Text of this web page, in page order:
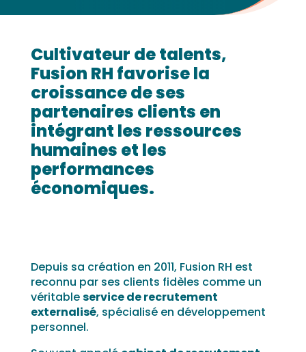
Cultivateur de talents,
Fusion RH favorise la
croissance de ses
partenaires clients en
intégrant les ressources
humaines et les
performances
économiques.
Depuis sa création en 2011, Fusion RH est
reconnu par ses clients fidèles comme un
véritableservice de recrutement
externalisé, spécialisé en développement
personnel.